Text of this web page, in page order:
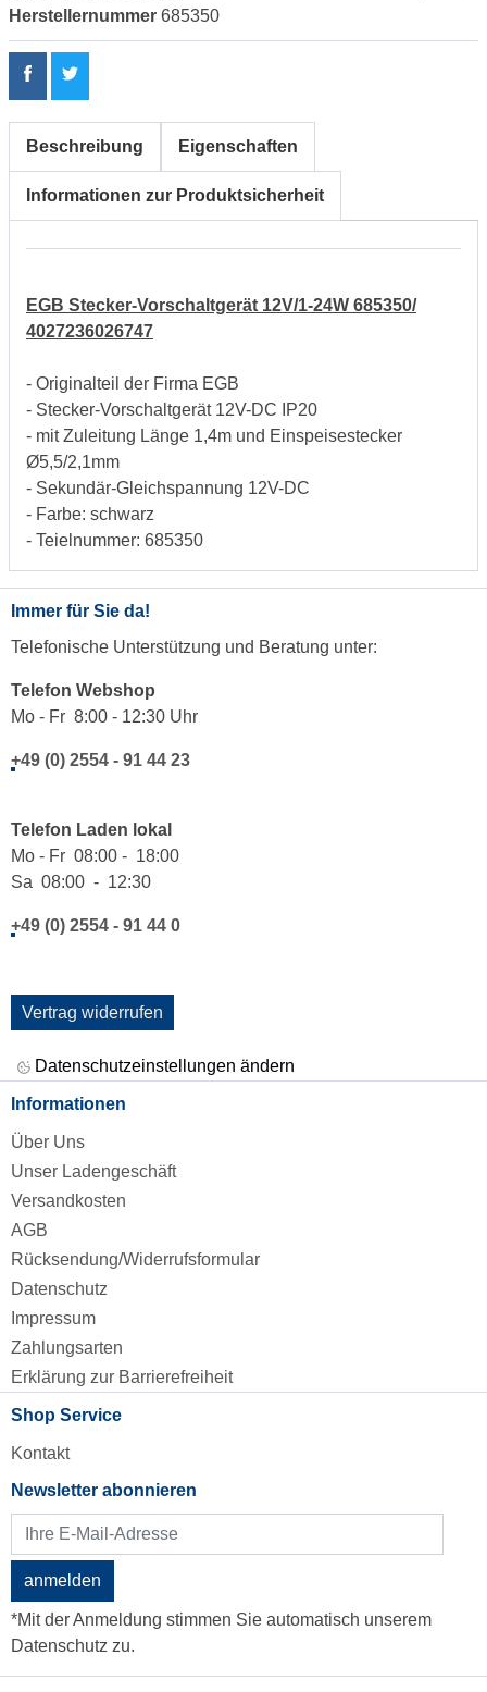
Herstellernummer 685350
Beschreibung Eigenschaften
Informationen zur Produktsicherheit
EGB Stecker-Vorschaltgerät 12V/1-24W 685350/
4027236026747
- Originalteil der Firma EGB
- Stecker-Vorschaltgerät 12V-DC IP20
- mit Zuleitung Länge 1,4m und Einspeisestecker
Ø5,5/2,1mm
- Sekundär-Gleichspannung 12V-DC
- Farbe: schwarz
- Teielnummer: 685350
Immer für Sie da!
Telefonische Unterstützung und Beratung unter:
Telefon Webshop
Mo - Fr 8:00 - 12:30 Uhr
+49 (0) 2554 - 91 44 23
Telefon Laden lokal
Mo - Fr 08:00 - 18:00
Sa 08:00 - 12:30
+49 (0) 2554 - 91 44 0
Vertrag widerrufen
Datenschutzeinstellungen ändern
Informationen
Über Uns
Unser Ladengeschäft
Versandkosten
AGB
Rücksendung/Widerrufsformular
Datenschutz
Impressum
Zahlungsarten
Erklärung zur Barrierefreiheit
Shop Service
Kontakt
Newsletter abonnieren
anmelden
*Mit der Anmeldung stimmen Sie automatisch unserem
Datenschutz zu.